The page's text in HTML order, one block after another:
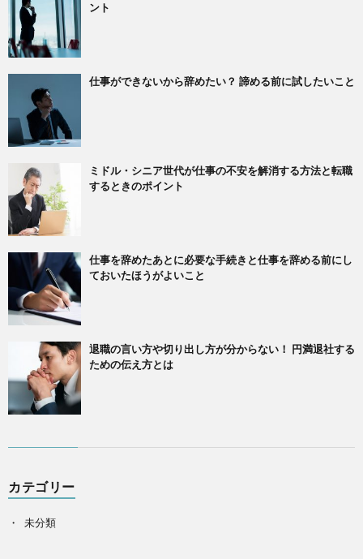
ント
仕事ができないから辞めたい？ 諦める前に試したいこと
ミドル・シニア世代が仕事の不安を解消する方法と転職
するときのポイント
仕事を辞めたあとに必要な手続きと仕事を辞める前にし
ておいたほうがよいこと
退職の言い方や切り出し方が分からない！ 円満退社する
ための伝え方とは
カテゴリー
未分類